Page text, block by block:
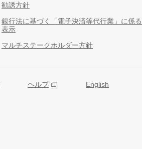
勧誘方針
銀行法に基づく「電子決済等代行業」に係る
表示
マルチステークホルダー方針
ヘルプ English